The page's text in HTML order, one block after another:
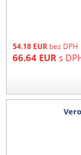
54.18 EUR bez DPH
66.64 EUR s